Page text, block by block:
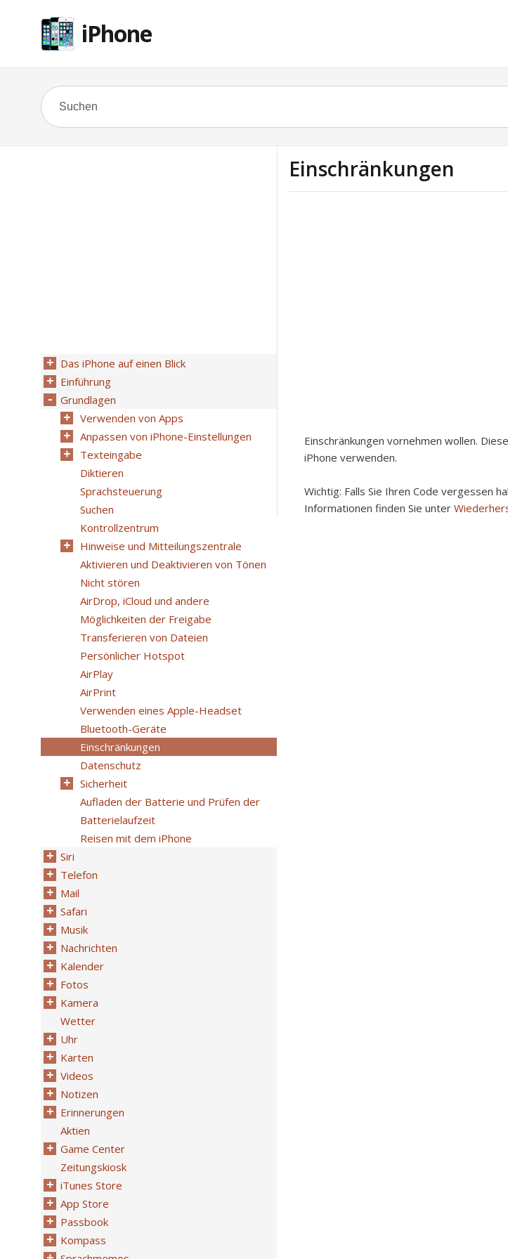
iPhone
Einschränkungen
Einschränkungen vornehmen wollen.
iPhone verwenden.
Wichtig: Falls Sie Ihren Code vergessen
Informationen finden Sie unter
Das iPhone auf einen Blick
Einführung
Grundlagen
Verwenden von Apps
Anpassen von iPhone-Einstellungen
Texteingabe
Diktieren
Sprachsteuerung
Suchen
Kontrollzentrum
Hinweise und Mitteilungszentrale
Aktivieren und Deaktivieren von Tönen
Nicht stören
AirDrop, iCloud und andere
Möglichkeiten der Freigabe
Transferieren von Dateien
Persönlicher Hotspot
AirPlay
AirPrint
Verwenden eines Apple-Headset
Bluetooth-Geräte
Einschränkungen
Datenschutz
Sicherheit
Aufladen der Batterie und Prüfen der
Batterielaufzeit
Reisen mit dem iPhone
Siri
Telefon
Mail
Safari
Musik
Nachrichten
Kalender
Fotos
Kamera
Wetter
Uhr
Karten
Videos
Notizen
Erinnerungen
Aktien
Game Center
Zeitungskiosk
iTunes Store
App Store
Passbook
Kompass